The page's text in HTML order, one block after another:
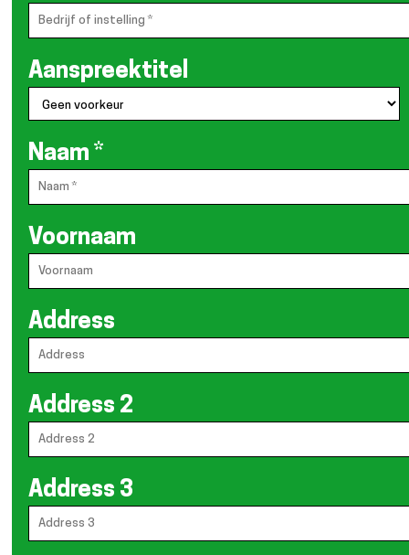
Aanspreektitel
Naam *
Voornaam
Address
Address 2
Address 3